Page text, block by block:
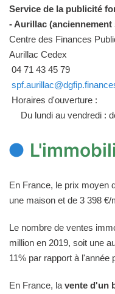
Service de la publicité
- Aurillac
Centre des Finances
Aurillac Cedex
04 71 43 45 79
Horaires d'ouverture :
Du lundi au vendredi :
En France, le prix moyen
une maison et de 3 398 €/
Le nombre de ventes
million en 2019, soit une
11% par rapport à l'année
En France, la vente d'un